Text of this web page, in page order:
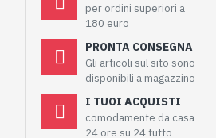
per ordini superiori a
180 euro
PRONTA CONSEGNA
Gli articoli sul sito sono
disponibili a magazzino
I TUOI ACQUISTI
comodamente da casa
24 ore su 24 tutto